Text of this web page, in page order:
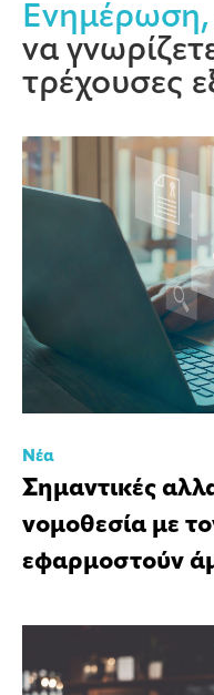
Ενημέρωση,
να
τρέχουσες
Νέα
Σημαντικές
νομοθεσία με
εφαρμοστούν